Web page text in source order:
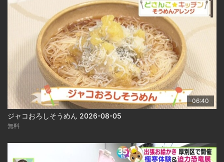
06:40
ジャコおろしそうめん 2026-08-05
無料